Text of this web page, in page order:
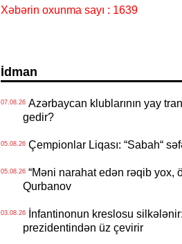
Xəbərin oxunma sayı : 1639
İdman
07.08.26Azərbaycan klublarının yay
gedir?
05.08.26Çempionlar Liqası: “Sabah“
05.08.26“Məni narahat edən rəqib yox,
Qurbanov
03.08.26İnfantinonun kreslosu
prezidentindən üz çevirir